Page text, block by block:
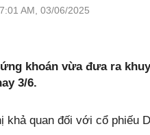
AM, 03/06/2025
khoán vừa đưa ra
3/6.
khả quan đối với cổ phiếu